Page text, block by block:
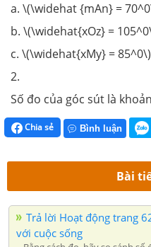
a. \(\widehat {mAn} =
b. \(\widehat{xOz} =
c. \(\widehat{xMy} = 85^0\)
2.
Số đo của góc sút là
Chia sẻ Bình luận
Bài
Trả lời Hoạt động trang
với cuộc sống